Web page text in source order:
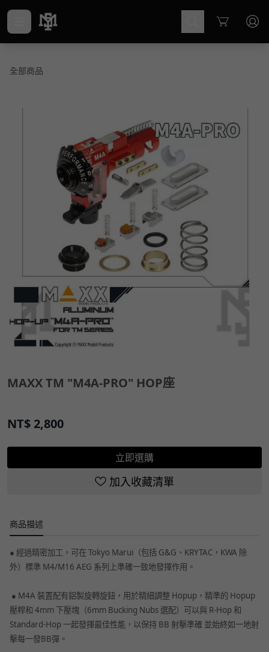
Cart
全部商品
MAXX TM "M4A-PRO" HOP座
NT$ 2,800
立即選購
加入收藏清單
商品描述
● 經過精密加工，可在 Tokyo Marui（包括 G&G、KRYTAC，KWA 除
外）標準 M4/M16 AEG 系列上準確一致地發揮作用。
● M4A 裝置配有鋁製旋轉旋鈕，用於精細調整 Hopup，精準的 Hopup
壓桿和 4mm 下壓塊（6mm Bucking Nubs 選配）可以與 R-Hop 和
Standard-Hop 一起發揮最佳性能，以保持 BB 射擊準確 並始終如一地射
擊每一發BB彈。